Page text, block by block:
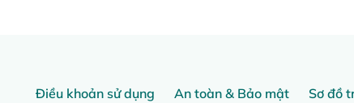
Điều khoản sử dụng An toàn & Bảo mật Sơ đồ